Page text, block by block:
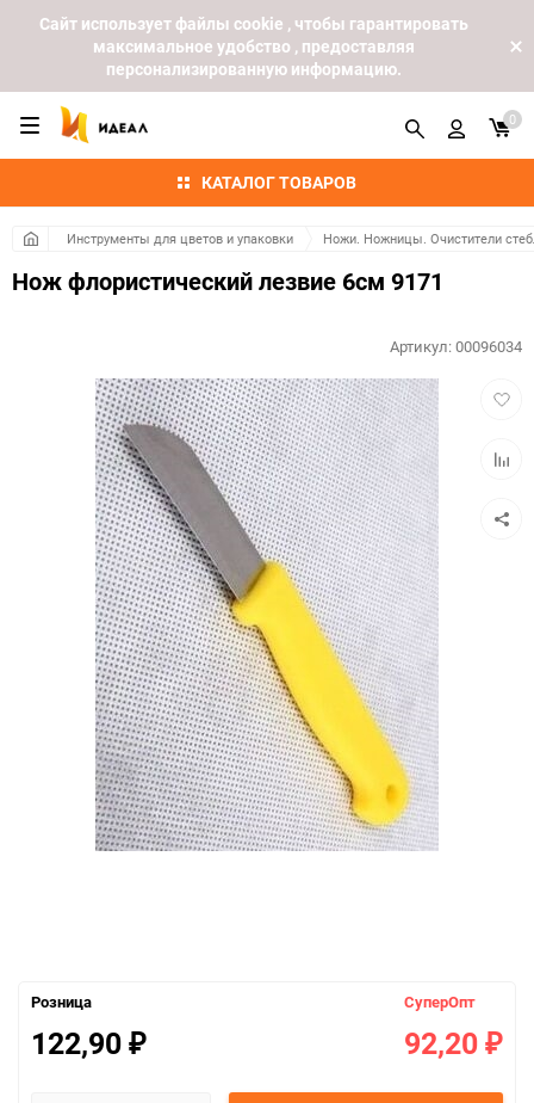
Cайт использует файлы cookie , чтобы гарантировать
максимальное удобство , предоставляя
персонализированную информацию.
КАТАЛОГ ТОВАРОВ
0
Инструменты для цветов и упаковки Ножи. Ножницы. Очистители
Нож флористический лезвие 6см 9171
Артикул:00096034
Розница
122,90 ₽
СуперОпт
92,20 ₽